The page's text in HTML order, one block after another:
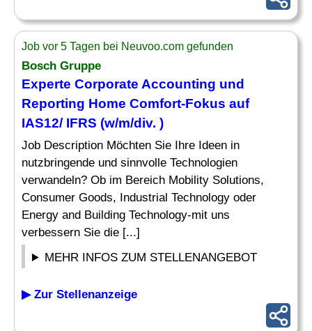
Job vor 5 Tagen bei Neuvoo.com gefunden
Bosch Gruppe
Experte Corporate Accounting und
Reporting Home Comfort-Fokus auf
IAS12/ IFRS (w/m/div. )
Job Description Möchten Sie Ihre Ideen in
nutzbringende und sinnvolle Technologien
verwandeln? Ob im Bereich Mobility Solutions,
Consumer Goods, Industrial Technology oder
Energy and Building Technology-mit uns
verbessern Sie die [...]
MEHR INFOS ZUM STELLENANGEBOT
▶ Zur Stellenanzeige